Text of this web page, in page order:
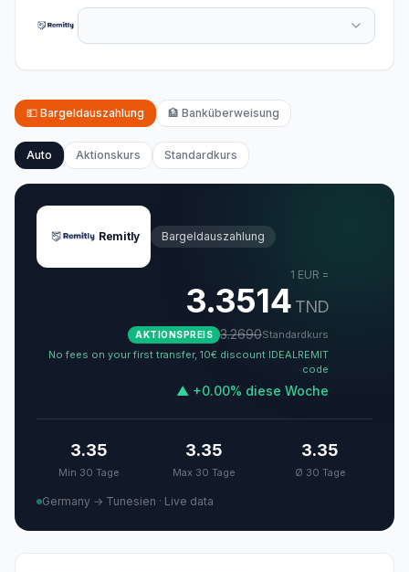
💵 Bargeldauszahlung 🏦 Banküberweisung
Auto Aktionskurs Standardkurs
Remitly Bargeldauszahlung
1 EUR =
3.3514 TND
AKTIONSPREIS 3.2690Standardkurs
No fees on your first transfer, 10€ discount IDEALREMIT
code
▲ +0.00% diese Woche
3.35
Min 30 Tage
3.35
Max 30 Tage
3.35
Ø 30 Tage
Germany → Tunesien · Live data